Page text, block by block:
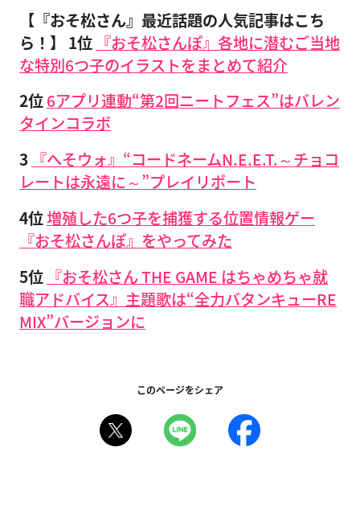
【『おそ松さん』最近話題の人気記事はこち
ら！】 1位 『おそ松さんぽ』各地に潜むご当地
な特別6つ子のイラストをまとめて紹介
2位6アプリ連動“第2回ニートフェス”はバレン
タインコラボ
3 『へそウォ』“コードネームN.E.E.T.～チョコ
レートは永遠に～”プレイリポート
4位増殖した6つ子を捕獲する位置情報ゲー
『おそ松さんぽ』をやってみた
5位 『おそ松さん THE GAME はちゃめちゃ就
職アドバイス』主題歌は“全力バタンキューRE
MIX”バージョンに
このページをシェア